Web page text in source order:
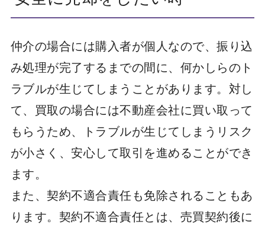
仲介の場合には購入者が個人なので、振り込
み処理が完了するまでの間に、何かしらのト
ラブルが生じてしまうことがあります。対し
て、買取の場合には不動産会社に買い取って
もらうため、トラブルが生じてしまうリスク
が小さく、安心して取引を進めることができ
ます。
また、契約不適合責任も免除されることもあ
ります。契約不適合責任とは、売買契約後に